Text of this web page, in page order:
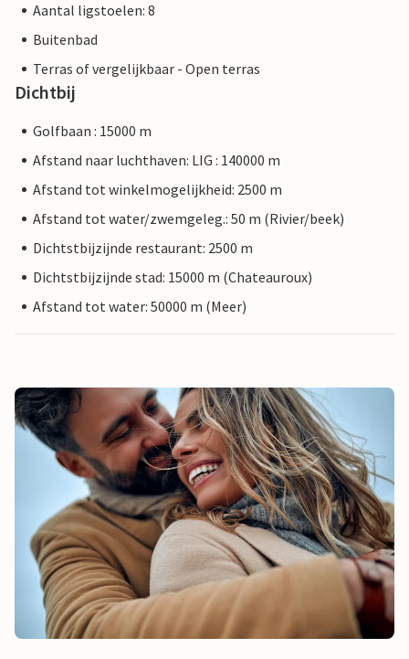
Aantal ligstoelen: 8
Buitenbad
Terras of vergelijkbaar - Open terras
Dichtbij
Golfbaan : 15000 m
Afstand naar luchthaven: LIG : 140000 m
Afstand tot winkelmogelijkheid: 2500 m
Afstand tot water/zwemgeleg.: 50 m (Rivier/beek)
Dichtstbijzijnde restaurant: 2500 m
Dichtstbijzijnde stad: 15000 m (Chateauroux)
Afstand tot water: 50000 m (Meer)